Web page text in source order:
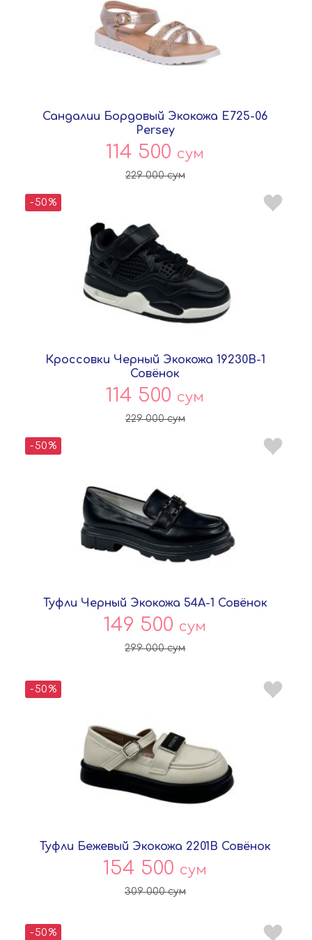
Сандалии Бордовый Экокожа E725-06
Persey
114 500 сум
229 000сум
-50%
Кроссовки Черный Экокожа 19230B-1
Совёнок
114 500 сум
229 000сум
-50%
Туфли Черный Экокожа 54A-1 Совёнок
149 500 сум
299 000сум
-50%
Туфли Бежевый Экокожа 2201B Совёнок
154 500 сум
309 000сум
-50%